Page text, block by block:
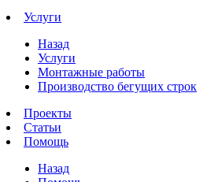
Услуги
Назад
Услуги
Монтажные работы
Производство бегущих строк
Проекты
Статьи
Помощь
Назад